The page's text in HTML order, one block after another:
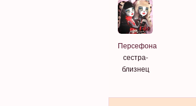
Персефона
сестра-
близнец